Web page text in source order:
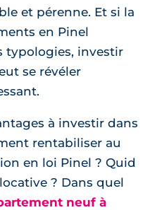
et pérenne. Et si la
en Pinel
typologies, investir
se révéler
à investir dans
rentabiliser au
en loi Pinel ? Quid
? Dans quel
neuf à